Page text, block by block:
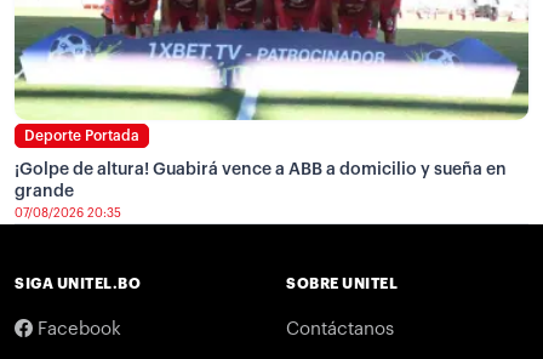
Deporte Portada
¡Golpe de altura! Guabirá vence a ABB a domicilio y sueña en
grande
07/08/2026 20:35
SIGA UNITEL.BO
Facebook
SOBRE UNITEL
Contáctanos